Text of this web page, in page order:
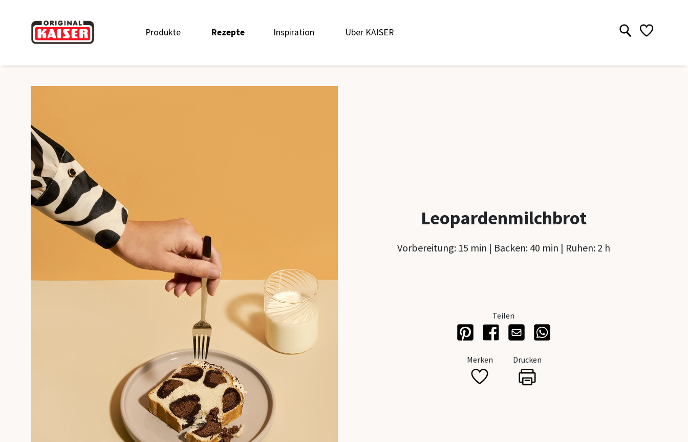
Produkte
Rezepte
Inspiration
Über KAISER
Leopardenmilchbrot
Vorbereitung: 15 min | Backen: 40 min | Ruhen: 2 h
Merken Drucken
Teilen